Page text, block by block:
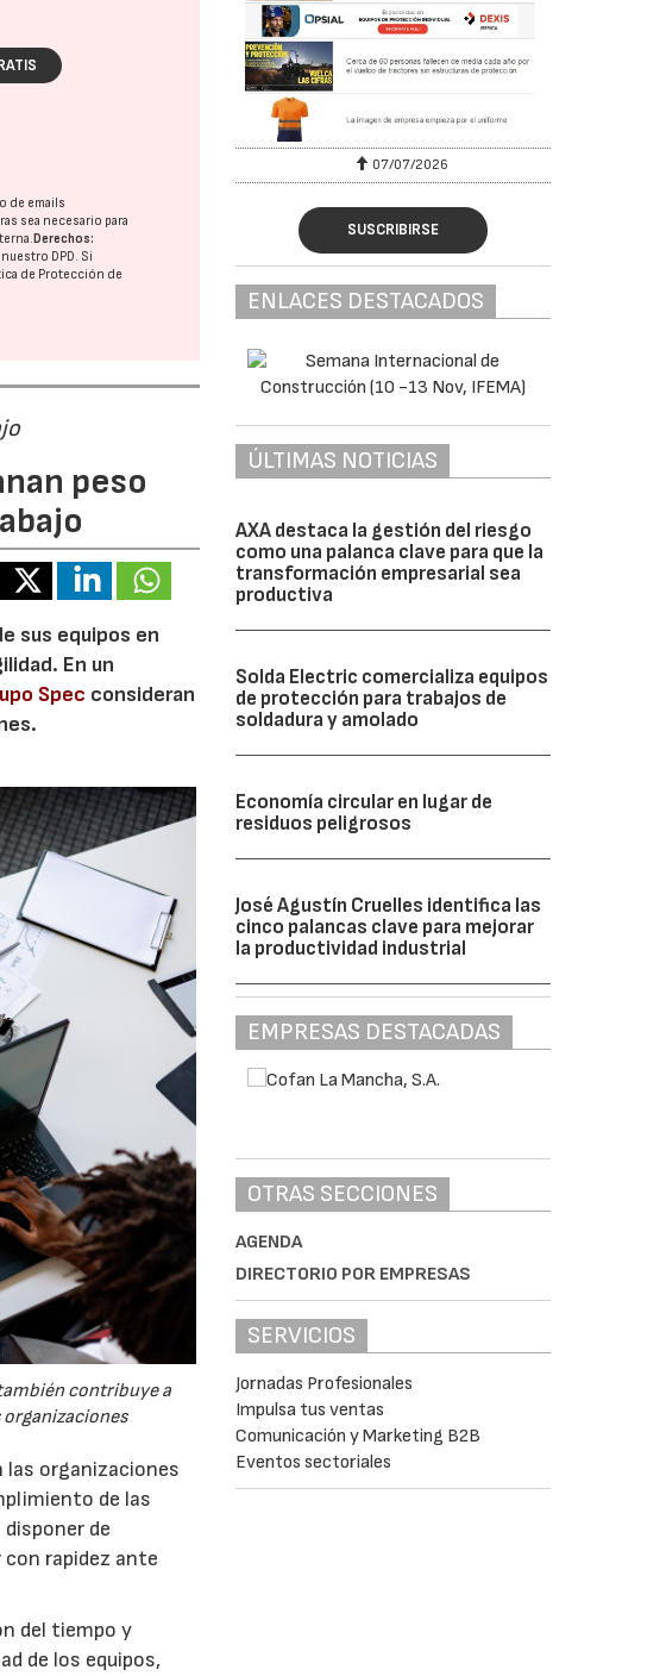
de emails
sea necesario para
Derechos:
DPD. Si
de Protección de
peso
sus equipos en
En un
Spec consideran
contribuye a
las organizaciones
de las
de
rapidez ante
del tiempo y
de los equipos,
07/07/2026
SUSCRIBIRSE
ENLACES DESTACADOS
ÚLTIMAS NOTICIAS
AXA destaca la gestión del riesgo
como una palanca clave para que la
transformación empresarial sea
productiva
Solda Electric comercializa equipos
de protección para trabajos de
soldadura y amolado
Economía circular en lugar de
residuos peligrosos
José Agustín Cruelles identifica las
cinco palancas clave para mejorar
la productividad industrial
EMPRESAS DESTACADAS
OTRAS SECCIONES
AGENDA
DIRECTORIO POR EMPRESAS
SERVICIOS
Jornadas Profesionales
Impulsa tus ventas
Comunicación y Marketing B2B
Eventos sectoriales